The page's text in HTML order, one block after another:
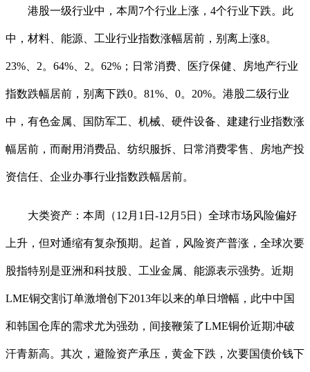
港股一级行业中，本周7个行业上涨，4个行业下跌。此
中，材料、能源、工业行业指数涨幅居前，别离上涨8。
23%、2。64%、2。62%；日常消费、医疗保健、房地产行业
指数跌幅居前，别离下跌0。81%、0。20%。港股二级行业
中，有色金属、国防军工、机械、硬件设备、建建行业指数涨
幅居前，而耐用消费品、纺织服拆、日常消费零售、房地产投
资信任、企业办事行业指数跌幅居前。
大类资产：本周（12月1日-12月5日）全球市场风险偏好
上升，但对通缩有复杂预期。起首，风险资产普涨，全球次要
股指特别是亚洲和科技股、工业金属、能源表示强势。近期
LME铜交割订单激增创下2013年以来的单日增幅，此中中国
和韩国仓库的需求尤为强劲，间接鞭策了LME铜价近期冲破
汗青新高。其次，避险资产承压，黄金下跌，次要国债价钱下